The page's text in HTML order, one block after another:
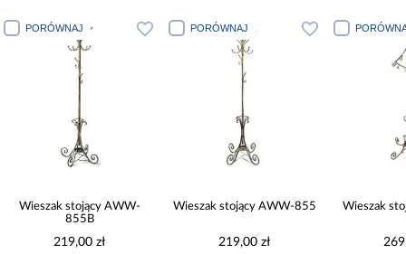
PORÓWNAJ
Wieszak stojący AWW-
855B
219,00 zł
PORÓWNAJ
Wieszak stojący AWW-855
219,00 zł
Wieszak